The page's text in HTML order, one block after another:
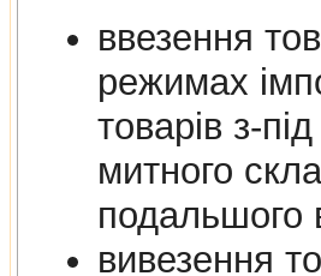
ввезення
режимах
товарів з-під
митного складу або спеціальної
вивезення